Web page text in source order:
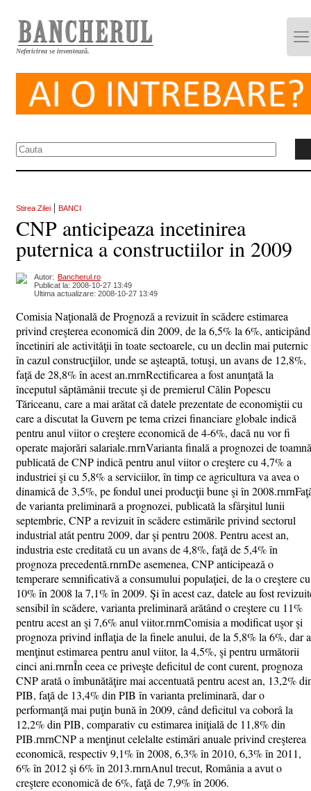
Nefericirea se inventează.
Stirea Zilei | BANCI
CNP anticipeaza incetinirea
puternica a constructiilor in 2009
Autor: Bancherul.ro
Publicat la: 2008-10-27 13:49
Ultima actualizare: 2008-10-27 13:49
Comisia Naţională de Prognoză a revizuit în scădere estimarea
privind creşterea economică din 2009, de la 6,5% la 6%, anticipând
încetiniri ale activităţii în toate sectoarele, cu un declin mai puternic
în cazul construcţiilor, unde se aşteaptă, totuşi, un avans de 12,8%,
faţă de 28,8% în acest an.rnrnRectificarea a fost anunţată la
începutul săptămânii trecute şi de premierul Călin Popescu
Tăriceanu, care a mai arătat că datele prezentate de economiştii cu
care a discutat la Guvern pe tema crizei financiare globale indică
pentru anul viitor o creştere economică de 4-6%, dacă nu vor fi
operate majorări salariale.rnrnVarianta finală a prognozei de toamnă
publicată de CNP indică pentru anul viitor o creştere cu 4,7% a
industriei şi cu 5,8% a serviciilor, în timp ce agricultura va avea o
dinamică de 3,5%, pe fondul unei producţii bune şi în
de varianta preliminară a prognozei, publicată la sfârşitul lunii
septembrie, CNP a revizuit în scădere estimările privind sectorul
industrial atât pentru 2009, dar şi pentru 2008. Pentru acest an,
industria este creditată cu un avans de 4,8%, faţă de 5,4% în
prognoza precedentă.rnrnDe asemenea, CNP anticipează o
temperare semnificativă a consumului populaţiei, de la o creştere cu
10% în 2008 la 7,1% în 2009. Şi în acest caz, datele au fost
sensibil în scădere, varianta preliminară arătând o creştere cu 11%
pentru acest an şi 7,6% anul viitor.rnrnComisia a modificat uşor şi
prognoza privind inflaţia de la finele anului, de la 5,8% la 6%, dar a
menţinut estimarea pentru anul viitor, la 4,5%, şi pentru următorii
cinci ani.rnrnÎn ceea ce priveşte deficitul de cont curent, prognoza
CNP arată o îmbunătăţire mai accentuată pentru acest an, 13,2%
PIB, faţă de 13,4% din PIB în varianta preliminară, dar o
performanţă mai puţin bună în 2009, când deficitul va coborâ la
12,2% din PIB, comparativ cu estimarea iniţială de 11,8% din
PIB.rnrnCNP a menţinut celelalte estimări anuale privind creşterea
economică, respectiv 9,1% în 2008, 6,3% în 2010, 6,3% în 2011,
6% în 2012 şi 6% în 2013.rnrnAnul trecut, România a avut o
creştere economică de 6%, faţă de 7,9% în 2006.